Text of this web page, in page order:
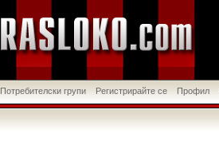
Потребителски групи Регистрирайте се Профил